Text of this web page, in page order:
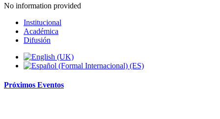
No information provided
Institucional
Académica
Difusión
Próximos Eventos